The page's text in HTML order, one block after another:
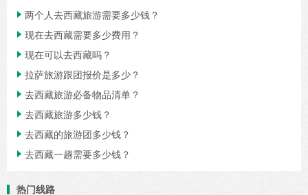
 两个人去西藏旅游需要多少钱？
 现在去西藏需要多少费用？
 现在可以去西藏吗？
 拉萨旅游跟团报价是多少？
 去西藏旅游必备物品清单？
 去西藏旅游多少钱？
 去西藏的旅游团多少钱？
 去西藏一趟需要多少钱？
热门线路